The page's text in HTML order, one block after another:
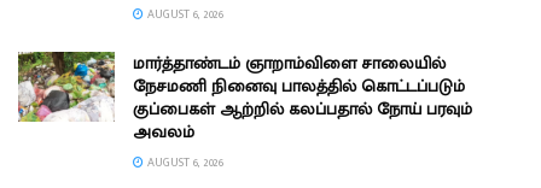
AUGUST 6, 2026
மார்த்தாண்டம் ஞாறாம்விளை சாலையில்
நேசமணி நினைவு பாலத்தில் கொட்டப்படும்
குப்பைகள் ஆற்றில் கலப்பதால் நோய் பரவும்
அவலம்
AUGUST 6, 2026